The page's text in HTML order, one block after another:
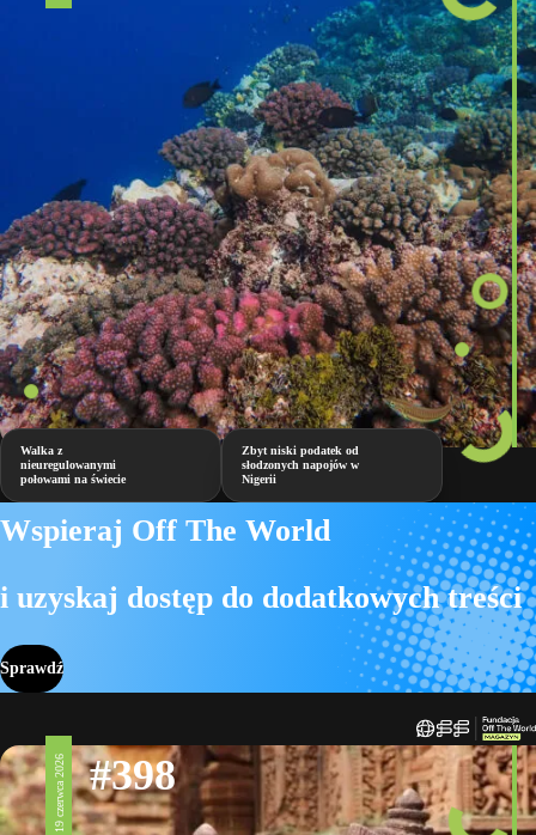
Walka z
nieuregulowanymi
połowami na świecie
Zbyt niski podatek od
słodzonych napojów w
Nigerii
Wspieraj Off The World
i uzyskaj dostęp do dodatkowych treści
Sprawdź
19 czerwca 2026 #398